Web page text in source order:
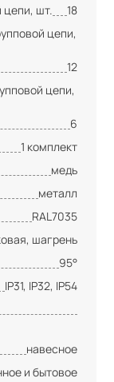
цепи, шт.
18
цепи,
12
цепи,
6
1 комплект
медь
металл
RAL7035
шагрень
95°
IP31, IP32, IP54
навесное
и бытовое